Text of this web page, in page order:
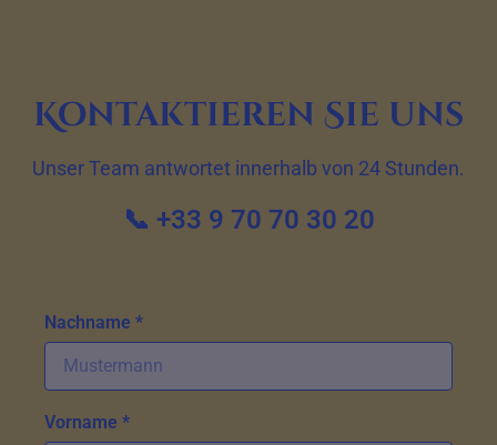
Kontaktieren Sie uns
Unser Team antwortet innerhalb von 24 Stunden.
📞 +33 9 70 70 30 20
Nachname *
Vorname *